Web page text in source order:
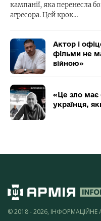
кампанії, яка перенесла
агресора. Цей крок…
Актор і
фільми не
війною»
«Це зло має
українця,
© 2018 - 2026, ІНФОРМАЦІЙНЕ